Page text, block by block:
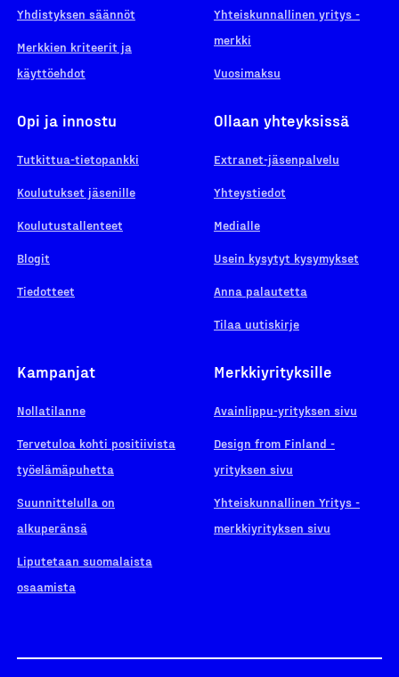
Yhdistyksen säännöt
Merkkien kriteerit ja
käyttöehdot
Yhteiskunnallinen yritys -
merkki
Vuosimaksu
Opi ja innostu
Tutkittua-tietopankki
Koulutukset jäsenille
Koulutustallenteet
Blogit
Tiedotteet
Ollaan yhteyksissä
Extranet-jäsenpalvelu
Yhteystiedot
Medialle
Usein kysytyt kysymykset
Anna palautetta
Tilaa uutiskirje
Kampanjat
Nollatilanne
Tervetuloa kohti positiivista
työelämäpuhetta
Suunnittelulla on
alkuperänsä
Liputetaan suomalaista
osaamista
Merkkiyrityksille
Avainlippu-yrityksen sivu
Design from Finland -
yrityksen sivu
Yhteiskunnallinen Yritys -
merkkiyrityksen sivu